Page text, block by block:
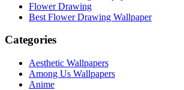
Flower Drawing
Best Flower Drawing Wallpaper
Categories
Aesthetic Wallpapers
Among Us Wallpapers
Anime